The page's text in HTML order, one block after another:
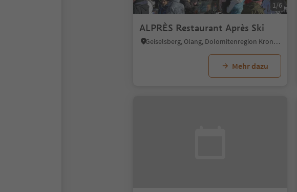
1/6
ALPRÈS Restaurant Après Ski
Geiselsberg, Olang, Dolomitenregion Kronplatz
Mehr dazu